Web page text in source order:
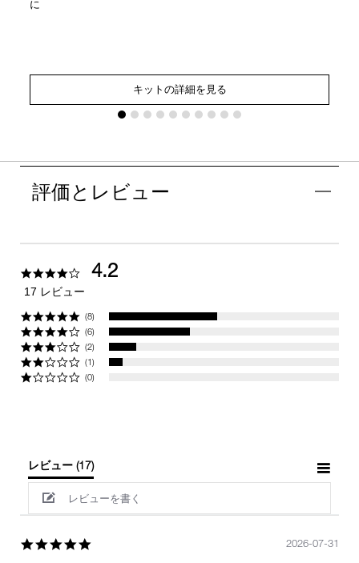
に
キットの詳細を見る
評価とレビュー
4.24.2
17 レビュー
(8)
(6)
(2)
(1)
(0)
レビュー (17)
レビューを書く
2026-07-31